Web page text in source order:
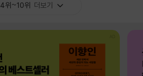
4위~10위 더보기